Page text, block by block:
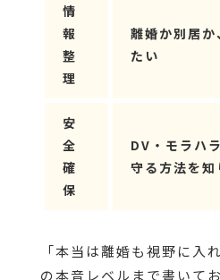
情
報
整
理
離婚か別居
たい
安
全
確
保
DV・モラハ
守る方法を知
「本当は離婚も視野に入
の本音レベルまで書いて